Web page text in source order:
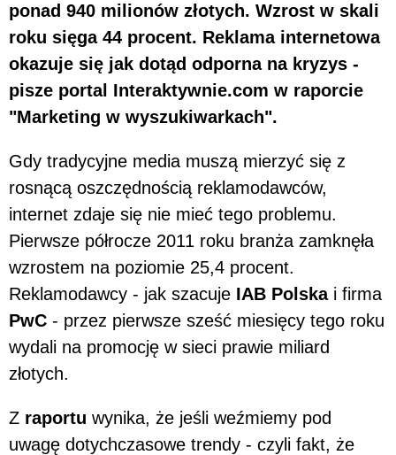
ponad 940 milionów złotych. Wzrost w skali
roku sięga 44 procent. Reklama internetowa
okazuje się jak dotąd odporna na kryzys -
pisze portal Interaktywnie.com w raporcie
"Marketing w wyszukiwarkach".
Gdy tradycyjne media muszą mierzyć się z
rosnącą oszczędnością reklamodawców,
internet zdaje się nie mieć tego problemu.
Pierwsze półrocze 2011 roku branża zamknęła
wzrostem na poziomie 25,4 procent.
Reklamodawcy - jak szacuje IAB Polskai firma
PwC - przez pierwsze sześć miesięcy tego roku
wydali na promocję w sieci prawie miliard
złotych.
Z raportu wynika, że jeśli weźmiemy pod
uwagę dotychczasowe trendy - czyli fakt, że